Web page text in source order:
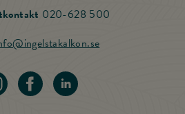
020-628 500
Skicka mail till